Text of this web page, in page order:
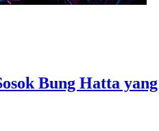
Bung Hatta